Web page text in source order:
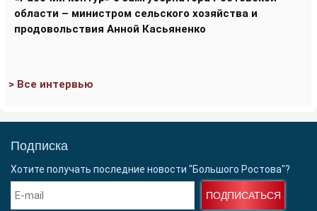
области – министром сельского хозяйства и
продовольствия Анной Касьяненко
> Все интервью
Подписка
Хотите получать последние новости "Большого Ростова"?
ПОДПИСАТЬСЯ